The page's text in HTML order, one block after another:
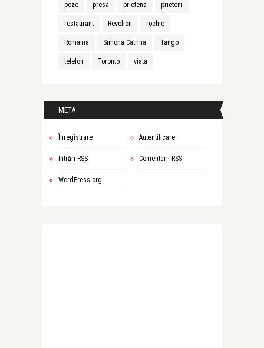
poze presa prietena prieteni
restaurant Revelion rochie
Romania Simona Catrina Tango
telefon Toronto viata
META
Înregistrare Autentificare
Intrări RSS Comentarii RSS
WordPress.org